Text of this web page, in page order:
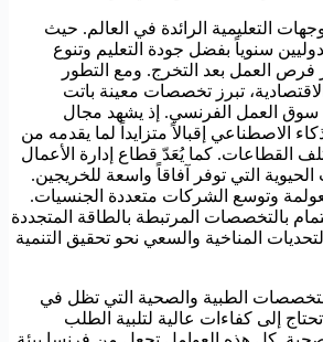
التعليمية الرائدة في العالم. حيث
سنوياً بفضل جودة التعليم وتنوع
فرص العمل بعد التخرج. ومع التطور
تبرز تخصصات معينة باتت
العمل الفرنسي. إذ يشهد مجال
الاصطناعي إقبالاً متزايداً لما يقدمه من
القطاعات. كما يُعَدّ قطاع إدارة الأعمال
التي توفر آفاقاً واسعة للخريجين.
وتوسع الشركات متعددة الجنسيات.
بالتخصصات المرتبطة بالطاقة المتجددة
المناخية والسعي نحو تحقيق التنمية
الطبية والصحية التي تظل في
إلى كفاءات عالية لتلبية الطلب